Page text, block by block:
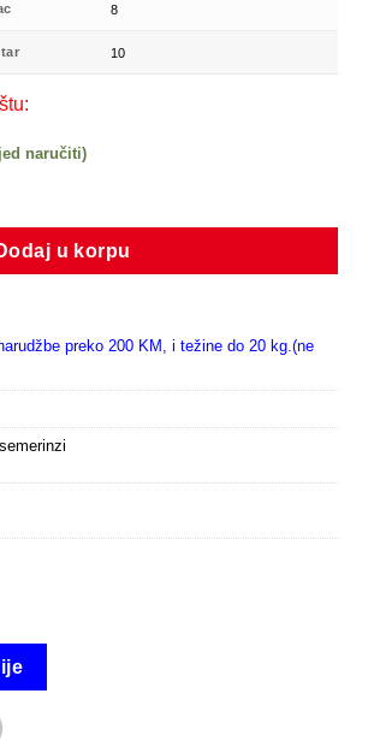
8
10
naručiti)
u korpu
preko 200 KM, i težine do 20 kg.(ne